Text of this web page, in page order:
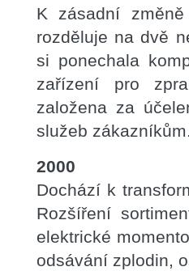
K zásadní
rozděluje na dvě
si ponechala
zařízení pro
založena za
služeb
2000
Dochází k
Rozšíření
elektrické
odsávání zplodin,